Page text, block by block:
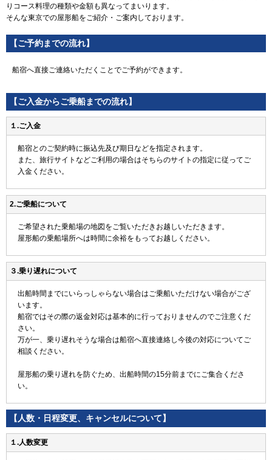
りコース料理の種類や金額も異なってまいります。
そんな東京での屋形船をご紹介・ご案内しております。
【ご予約までの流れ】
船宿へ直接ご連絡いただくことでご予約ができます。
【ご入金からご乗船までの流れ】
１.ご入金
船宿とのご契約時に振込先及び期日などを指定されます。
また、旅行サイトなどご利用の場合はそちらのサイトの指定に従ってご
入金ください。
2.ご乗船について
ご希望された乗船場の地図をご覧いただきお越しいただきます。
屋形船の乗船場所へは時間に余裕をもってお越しください。
３.乗り遅れについて
出船時間までにいらっしゃらない場合はご乗船いただけない場合がござ
います。
船宿ではその際の返金対応は基本的に行っておりませんのでご注意くだ
さい。
万が一、乗り遅れそうな場合は船宿へ直接連絡し今後の対応についてご
相談ください。
屋形船の乗り遅れを防ぐため、出船時間の15分前までにご集合くださ
い。
【人数・日程変更、キャンセルについて】
１.人数変更